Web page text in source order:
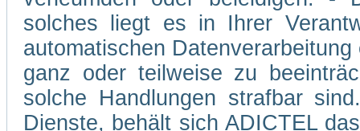
solches liegt es in Ihrer
automatischen
ganz oder teilweise zu
solche Handlungen strafbar
Dienste, behält sich ADICTEL